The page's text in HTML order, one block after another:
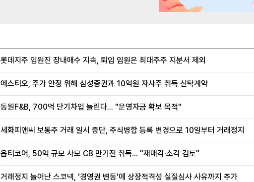
롯데지주 임원진 장내매수 지속, 퇴임 임원은 최대주주 지분서 제외
에스티오, 주가 안정 위해 삼성증권과 10억원 자사주 취득 신탁계약
동원F&B, 700억 단기차입 늘린다... "운영자금 확보 목적"
세화피앤씨 보통주 거래 일시 중단, 주식병합 등록 변경으로 10일부터 거래정지
옵티코어, 50억 규모 사모 CB 만기전 취득... "재매각·소각 검토"
거래정지 늘어난 스코넥, '경영권 변동'에 상장적격성 실질심사 사유까지 추가